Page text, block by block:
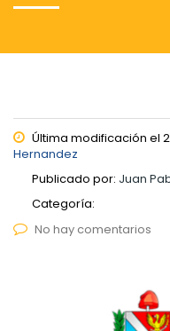
Última modificación el
Hernandez
Publicado por: Juan
Categoría:
No hay comentarios